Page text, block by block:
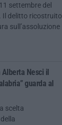
settembre del
Il delitto ricostruito
sull’assoluzione
Nesci il
guarda al
scelta